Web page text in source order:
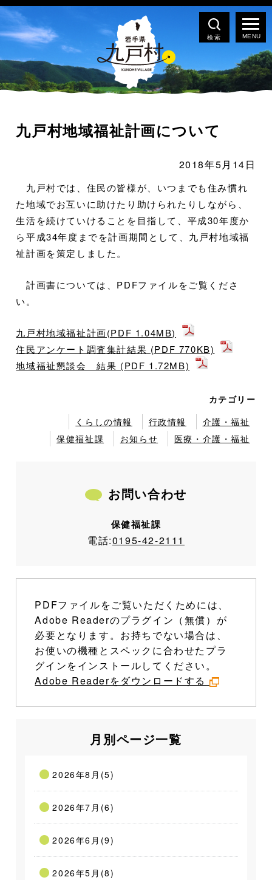
検索
九戸村地域福祉計画について
2018年5月14日
九戸村では、住民の皆様が、いつまでも住み慣れ
た地域でお互いに助けたり助けられたりしながら、
生活を続けていけることを目指して、平成30年度か
ら平成34年度までを計画期間として、九戸村地域福
祉計画を策定しました。
計画書については、PDFファイルをご覧くださ
い。
九戸村地域福祉計画(PDF 1.04MB)
住民アンケート調査集計結果 (PDF 770KB)
地域福祉懇談会＿結果 (PDF 1.72MB)
カテゴリー
くらしの情報
行政情報
介護・福祉
保健福祉課
お知らせ 医療・介護・福祉
お問い合わせ
保健福祉課
電話:0195-42-2111
PDFファイルをご覧いただくためには、
Adobe Readerのプラグイン（無償）が
必要となります。お持ちでない場合は、
お使いの機種とスペックに合わせたプラ
グインをインストールしてください。
Adobe Readerをダウンロードする
月別ページ一覧
2026年8月(5)
2026年7月(6)
2026年6月(9)
2026年5月(8)